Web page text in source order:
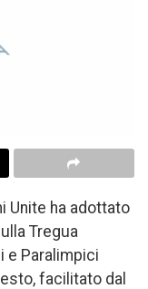
Unite ha adottato
Tregua
e Paralimpici
facilitato dal